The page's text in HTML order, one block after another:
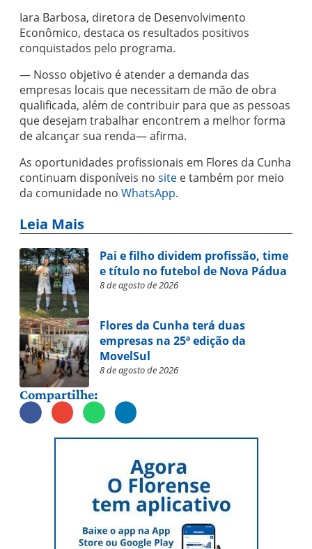
Iara Barbosa, diretora de Desenvolvimento
Econômico, destaca os resultados positivos
conquistados pelo programa.
— Nosso objetivo é atender a demanda das
empresas locais que necessitam de mão de obra
qualificada, além de contribuir para que as pessoas
que desejam trabalhar encontrem a melhor forma
de alcançar sua renda— afirma.
As oportunidades profissionais em Flores da Cunha
continuam disponíveis no site e também por meio
da comunidade no WhatsApp.
Leia Mais
Pai e filho dividem profissão, time
e título no futebol de Nova Pádua
8 de agosto de 2026
Flores da Cunha terá duas
empresas na 25ª edição da
MovelSul
8 de agosto de 2026
Compartilhe: